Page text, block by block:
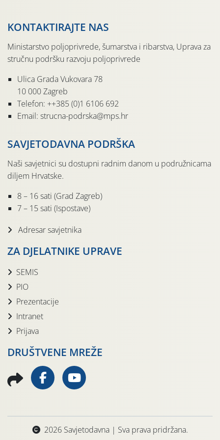
KONTAKTIRAJTE NAS
Ministarstvo poljoprivrede, šumarstva i ribarstva, Uprava za
stručnu podršku razvoju poljoprivrede
Ulica Grada Vukovara 78
10 000 Zagreb
Telefon: ++385 (0)1 6106 692
Email: strucna-podrska@mps.hr
SAVJETODAVNA PODRŠKA
Naši savjetnici su dostupni radnim danom u podružnicama
diljem Hrvatske.
8 – 16 sati (Grad Zagreb)
7 – 15 sati (Ispostave)
Adresar savjetnika
ZA DJELATNIKE UPRAVE
SEMIS
PIO
Prezentacije
Intranet
Prijava
DRUŠTVENE MREŽE
2026 Savjetodavna | Sva prava pridržana.